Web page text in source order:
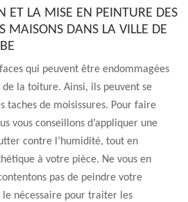
ET LA MISE EN PEINTURE DES
MAISONS DANS LA VILLE DE
qui peuvent être endommagées
la toiture. Ainsi, ils peuvent se
taches de moisissures. Pour faire
vous conseillons d’appliquer une
contre l’humidité, tout en
à votre pièce. Ne vous en
pas de peindre votre
nécessaire pour traiter les